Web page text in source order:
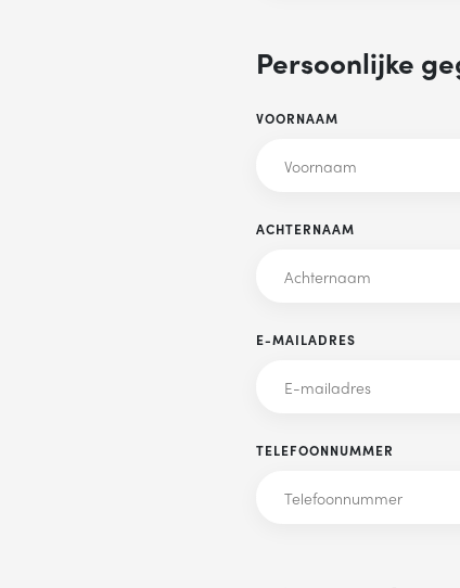
Persoonlijke
VOORNAAM
ACHTERNAAM
E-MAILADRES
TELEFOONNUMMER